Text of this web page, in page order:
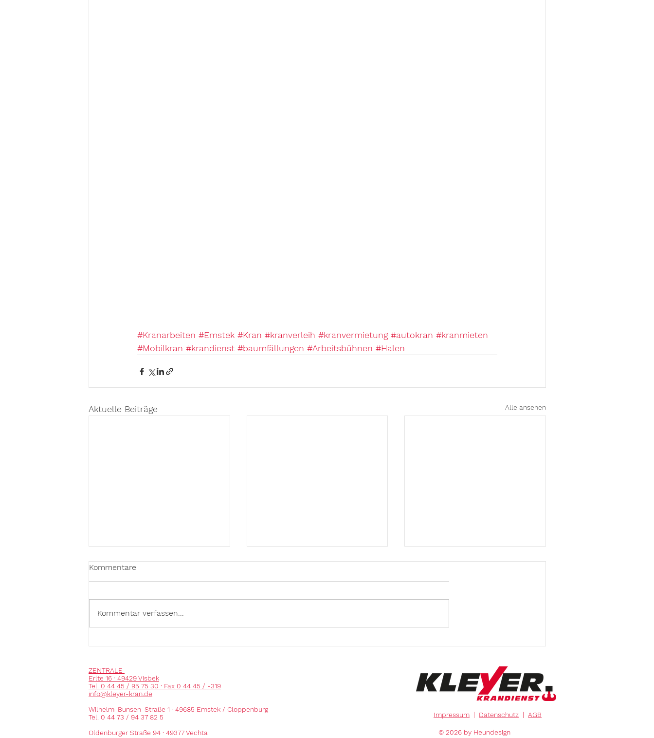
#Kranarbeiten #Emstek #Kran #kranverleih #kranvermietung #autokran #kranmieten
#Mobilkran #krandienst #baumfällungen #Arbeitsbühnen #Halen
Aktuelle Beiträge Alle ansehen
Baumfällungen Autokrane
und Arbeitsbühnen mieten
Kommentare
Kommentar verfassen...
ZENTRALE
Erlte 16 · 49429 Visbek
Tel. 0 44 45 / 95 75 30 · Fax 0 44 45 / -319
info@kleyer-kran.de
Wilhelm-Bunsen-Straße 1 · 49685 Emstek / Cloppenburg
Tel. 0 44 73 / 94 37 82 5
Oldenburger Straße 94 · 49377 Vechta
Impressum | Datenschutz | AGB
© 2026 by Heundesign